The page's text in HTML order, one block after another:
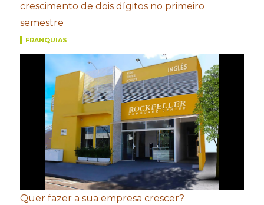
crescimento de dois dígitos no primeiro
semestre
FRANQUIAS
Quer fazer a sua empresa crescer?